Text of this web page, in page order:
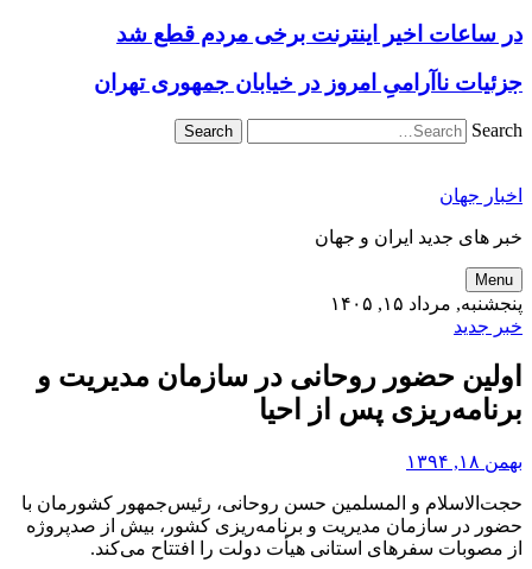
در ساعات اخیر اینترنت برخی مردم قطع شد
جزئیات ناآرامیِ امروز در خیابان جمهوری تهران
Search
اخبار جهان
خبر های جدید ایران و جهان
Menu
پنجشنبه, مرداد ۱۵, ۱۴۰۵
خبر جدید
اولین حضور روحانی در سازمان مدیریت و
برنامه‌ریزی پس از احیا
بهمن ۱۸, ۱۳۹۴
حجت‌الاسلام و المسلمین حسن روحانی، رئیس‌جمهور کشورمان با
حضور در سازمان مدیریت و برنامه‌ریزی کشور، بیش از صدپروژه
از مصوبات سفرهای استانی هیأت دولت را افتتاح می‌کند.